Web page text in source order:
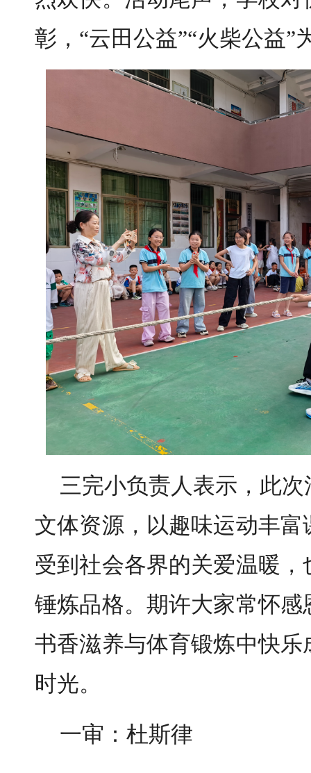
彰，“云田公益”“火柴公益”
三完小负责人表示，此
文体资源，以趣味运动丰
受到社会各界的关爱温暖
锤炼品格。期许大家常怀
书香滋养与体育锻炼中快
时光。
一审：杜斯律